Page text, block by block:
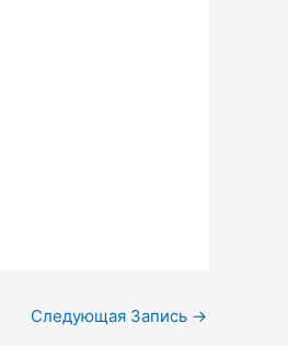
Следующая Запись →